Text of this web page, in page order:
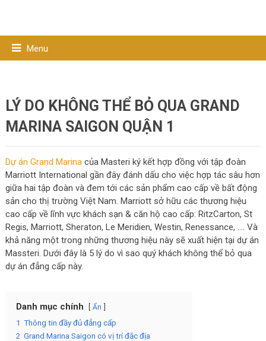
Menu
LÝ DO KHÔNG THỂ BỎ QUA GRAND
MARINA SAIGON QUẬN 1
Dự án Grand Marinacủa Masteri ký kết hợp đồng với tập đoàn
Marriott International gần đây đánh dấu cho việc hợp tác sâu hơn
giữa hai tập đoàn và đem tới các sản phẩm cao cấp về bất động
sản cho thị trường Việt Nam. Marriott sở hữu các thương hiệu
cao cấp về lĩnh vực khách sạn & căn hộ cao cấp: RitzCarton, St
Regis, Marriott, Sheraton, Le Meridien, Westin, Renessance, …. Và
khả năng một trong những thương hiệu này sẽ xuất hiện tại dự án
Massteri. Dưới đây là 5 lý do vì sao quý khách không thể bỏ qua
dự án đẳng cấp này.
Danh mục chính Ẩn
1 Thông tin đầy đủ đẳng cấp
2 Grand Marina Saigon có vị trí đắc địa